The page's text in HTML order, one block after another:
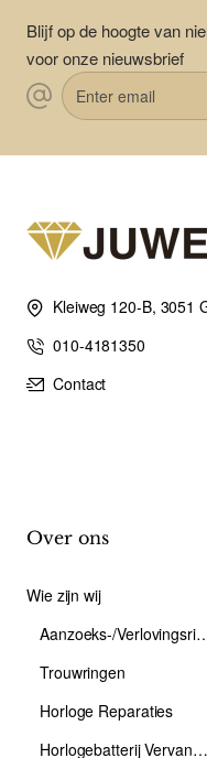
Blijf op de hoogte van
voor onze nieuwsbrief
Enter
email
Kleiweg 120-B, 3051
010-4181350
Contact
Over ons
Wie zijn wij
Aanzoeks-/
Trouwringen
Horloge Reparaties
Horlogebatterij Vervangen